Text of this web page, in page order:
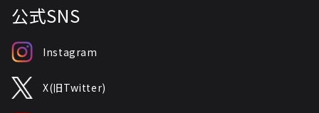
公式SNS
Instagram
X(旧Twitter)